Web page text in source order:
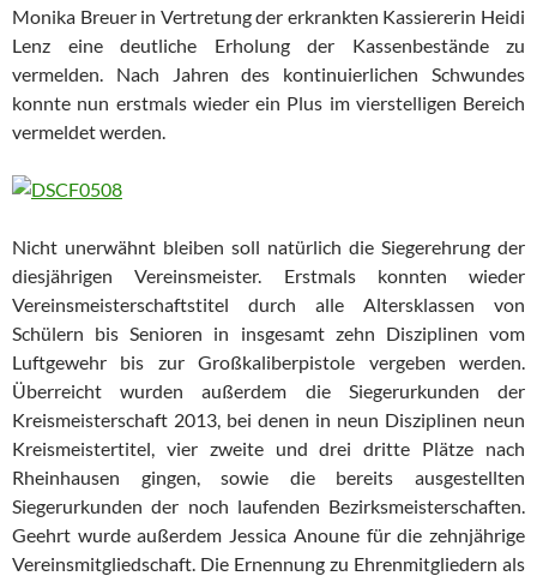
Monika Breuer in Vertretung der erkrankten Kassiererin Heidi
Lenz eine deutliche Erholung der Kassenbestände zu
vermelden. Nach Jahren des kontinuierlichen Schwundes
konnte nun erstmals wieder ein Plus im vierstelligen Bereich
vermeldet werden.
Nicht unerwähnt bleiben soll natürlich die Siegerehrung der
diesjährigen Vereinsmeister. Erstmals konnten wieder
Vereinsmeisterschaftstitel durch alle Altersklassen von
Schülern bis Senioren in insgesamt zehn Disziplinen vom
Luftgewehr bis zur Großkaliberpistole vergeben werden.
Überreicht wurden außerdem die Siegerurkunden der
Kreismeisterschaft 2013, bei denen in neun Disziplinen neun
Kreismeistertitel, vier zweite und drei dritte Plätze nach
Rheinhausen gingen, sowie die bereits ausgestellten
Siegerurkunden der noch laufenden Bezirksmeisterschaften.
Geehrt wurde außerdem Jessica Anoune für die zehnjährige
Vereinsmitgliedschaft. Die Ernennung zu Ehrenmitgliedern als